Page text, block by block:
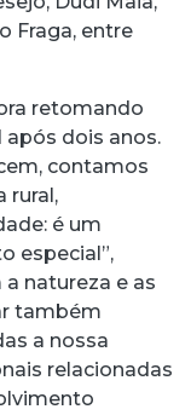
Fraga, entre
retomando
dois anos.
contamos
rural,
é um
especial”,
natureza e as
também
a nossa
relacionadas